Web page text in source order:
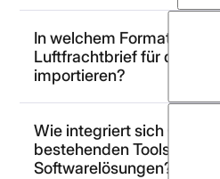
In welchem Format sollte
Luftfrachtbrief für die
importieren?
JPEG
Wie integriert sich OCR
bestehenden Tools und
Softwarelösungen?